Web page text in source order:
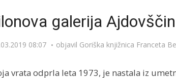
galerija
08:07 objavil Goriška knjižnica Franceta
vrata odprla leta 1973, je nastala iz